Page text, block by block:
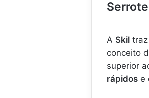
A Skil
conceito
superior
rápidos e